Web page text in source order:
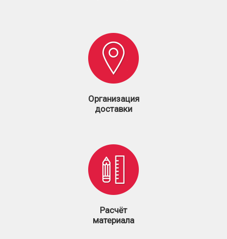
Организация
доставки
Расчёт
материала